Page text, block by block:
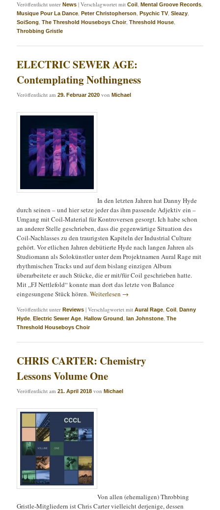
Veröffentlicht unter News |Verschlagwortet mit Coil ,Mental Groove Records,
Musique Pour La Dance,Peter Christopherson,Psychic TV,Sleazy,
SoiSong,The Threshold Houseboys Choir,Threshold House,
Throbbing Gristle
ELECTRIC SEWER AGE:
Contemplating Nothingness
Veröffentlicht am29. Februar 2020 vonMichael
In den letzten Jahren hat Danny Hyde
durch seinen – und hier setze jeder das ihm passende Adjektiv ein –
Umgang mit Coil-Material für Kontroversen gesorgt. Ich habe schon
an anderer Stelle geschrieben, dass die gegenwärtige Situation des
Coil-Nachlasses zu den traurigsten Kapiteln der Industrial Culture
gehört. Vor etlichen Jahren debütierte Hyde nach langen Jahren als
Studiomann als Solokünstler unter dem Projektnamen Aural Rage mit
rhythmischen Tracks und auf dem bislang einzigen Album
überarbeitete er auch Stücke, die er mit/für Coil geschrieben hatte.
Mit „FJ Nettlefold“ konnte man dort das letzte von Balance
eingesungene Stück hören.Weiterlesen →
Veröffentlicht unter Reviews |Verschlagwortet mit Aural Rage,Coil ,Danny
Hyde,Electric Sewer Age,Hallow Ground, Ian Johnstone,The
Threshold Houseboys Choir
CHRIS CARTER: Chemistry
Lessons Volume One
Veröffentlicht am21. April 2018 vonMichael
Von allen (ehemaligen) Throbbing
Gristle-Mitgliedern ist Chris Carter vielleicht derjenige, dessen